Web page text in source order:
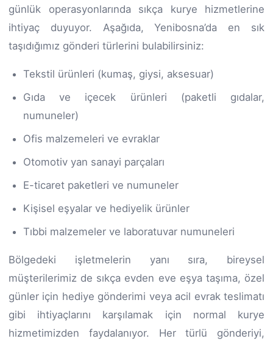
günlük operasyonlarında sıkça kurye hizmetlerine
ihtiyaç duyuyor. Aşağıda, Yenibosna’da en sık
taşıdığımız gönderi türlerini bulabilirsiniz:
Tekstil ürünleri (kumaş, giysi, aksesuar)
Gıda ve içecek ürünleri (paketli gıdalar,
numuneler)
Ofis malzemeleri ve evraklar
Otomotiv yan sanayi parçaları
E-ticaret paketleri ve numuneler
Kişisel eşyalar ve hediyelik ürünler
Tıbbi malzemeler ve laboratuvar numuneleri
Bölgedeki işletmelerin yanı sıra, bireysel
müşterilerimiz de sıkça evden eve eşya taşıma, özel
günler için hediye gönderimi veya acil evrak teslimatı
gibi ihtiyaçlarını karşılamak için normal kurye
hizmetimizden faydalanıyor. Her türlü gönderiyi,